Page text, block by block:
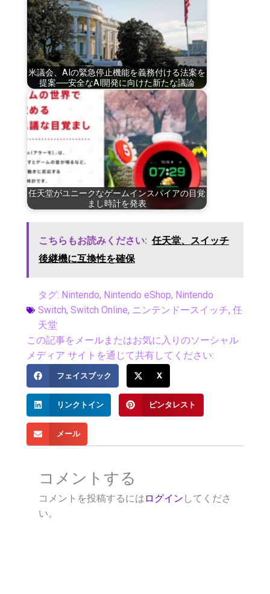
米議会、AIの緊急停止機能を義務付ける法案を
提案──安全なAI開発に向けた新たな議論
任天堂がユニークなゲームインスパイアの目覚
まし時計を発表
こちらもお読みください: 任天堂、スイッチ
後継機に互換性を確保
タグ: Nintendo, Nintendo eShop, Nintendo
Switch, Switch Online, ニンテンドースイッチ, 任
天堂
この記事をメールまたはお気に入りのソーシャル
メディア サイトを通じて共有してください:
フェイスブック X
リンクトイン ピンタレスト
メール
コメントする
コメントを投稿するには ログイン してくださ
い。